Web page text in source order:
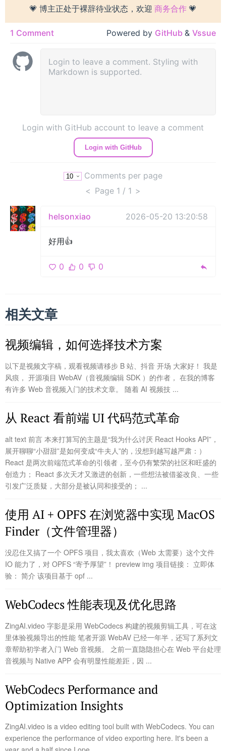
💗 博主正处于裸辞待业状态，欢迎 商务合作 💗
1 Comment Powered by GitHub & Vssue
Login with GitHub account to leave a comment
Login with GitHub
Comments per page
< Page 1 / 1 >
helsonxiao 2026-05-20 13:20:58
好用👍
0 0 0
相关文章
视频编辑，如何选择技术方案
以下是视频文字稿，观看视频请移步 B 站、抖音 开场 大家好！ 我是
风痕， 开源项目 WebAV（音视频编辑 SDK ）的作者， 在我的博客
有许多 Web 音视频入门的技术文章。 随着 AI 视频技 ...
从 React 看前端 UI 代码范式革命
alt text 前言 本来打算写的主题是“我为什么讨厌 React Hooks API”，
展开聊聊“小甜甜”是如何变成“牛夫人”的，没想到越写越严肃：）
React 是两次前端范式革命的引领者，至今仍有繁荣的社区和旺盛的
创造力； React 多次天才又激进的创新，一些想法被借鉴改良、一些
引发广泛质疑，大部分是被认同和接受的； ...
使用 AI + OPFS 在浏览器中实现 MacOS
Finder（文件管理器）
没忍住又搞了一个 OPFS 项目，我太喜欢（Web 太需要）这个文件
IO 能力了，对 OPFS “寄予厚望”！ preview img 项目链接： 立即体
验： 简介 该项目基于 opf ...
WebCodecs 性能表现及优化思路
ZingAI.video 字影是采用 WebCodecs 构建的视频剪辑工具，可在这
里体验视频导出的性能 笔者开源 WebAV 已经一年半，还写了系列文
章帮助初学者入门 Web 音视频。 之前一直隐隐担心在 Web 平台处理
音视频与 Native APP 会有明显性能差距，因 ...
WebCodecs Performance and
Optimization Insights
ZingAI.video is a video editing tool built with WebCodecs. You can
experience the performance of video exporting here. It's been a